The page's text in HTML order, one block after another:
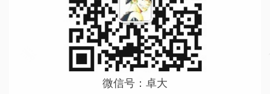
微信号：卓大